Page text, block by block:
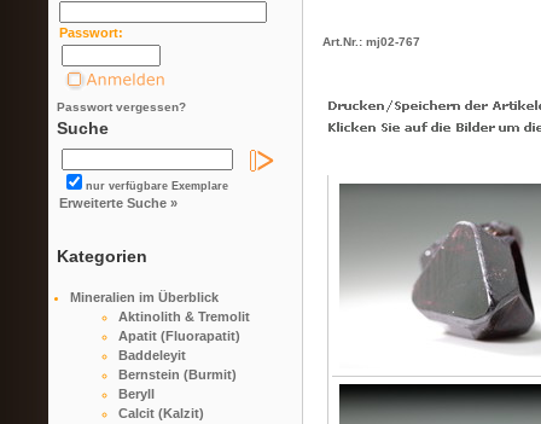
Passwort:
Passwort vergessen?
Suche
nur verfügbare Exemplare
Erweiterte Suche »
Kategorien
Mineralien im Überblick
Aktinolith & Tremolit
Apatit (Fluorapatit)
Baddeleyit
Bernstein (Burmit)
Beryll
Calcit (Kalzit)
Art.Nr.: mj02-767